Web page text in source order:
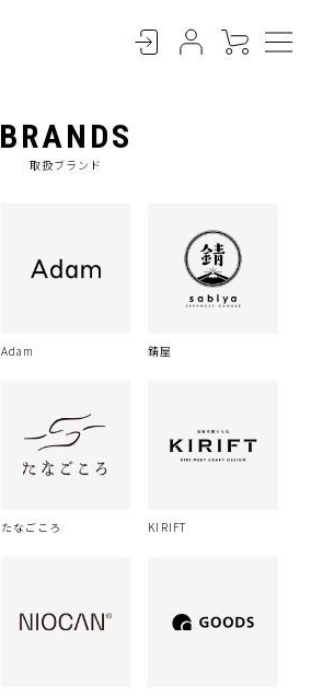
BRANDS
取扱ブランド
Adam 錆屋
たなごころ KIRIFT